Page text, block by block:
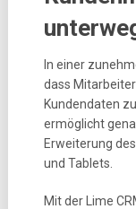
In einer
dass
Kundendaten
ermöglicht
Erweiterung
und Tablets.
Mit der Lime